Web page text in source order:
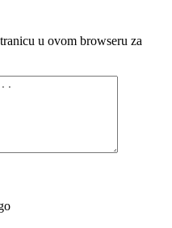
u ovom browseru za